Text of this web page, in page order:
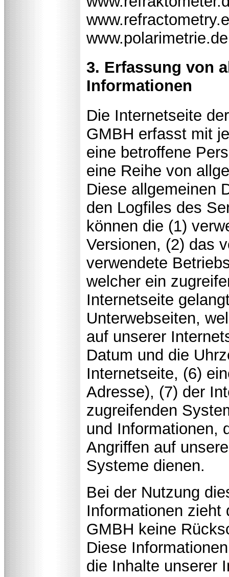
3. Erfassung von
Informationen
Die Internetseite
GMBH erfasst mit
eine betroffene
eine Reihe von
Diese allgemeinen
den Logfiles des
können die (1)
Versionen, (2) das
verwendete
welcher ein
Internetseite
Unterwebseiten,
auf unserer
Datum und die
Internetseite, (6)
Adresse), (7) der
zugreifenden
und Informationen,
Angriffen auf
Systeme dienen.
Bei der Nutzung
Informationen zieht
GMBH keine
Diese
die Inhalte unserer